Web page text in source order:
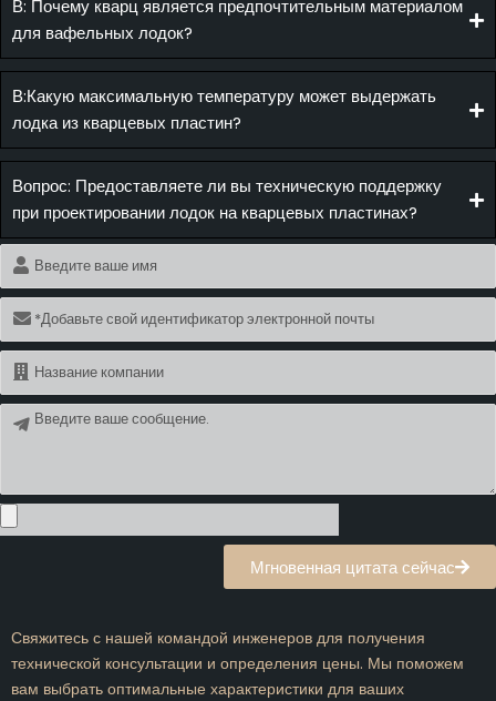
В: Почему кварц является предпочтительным материалом
для вафельных лодок?
В:Какую максимальную температуру может выдержать
лодка из кварцевых пластин?
Вопрос: Предоставляете ли вы техническую поддержку
при проектировании лодок на кварцевых пластинах?
Имя
Электронная
почта
Имя
Сообщение
Мгновенная цитата сейчас
Свяжитесь с нашей командой инженеров для получения
технической консультации и определения цены. Мы поможем
вам выбрать оптимальные характеристики для ваших